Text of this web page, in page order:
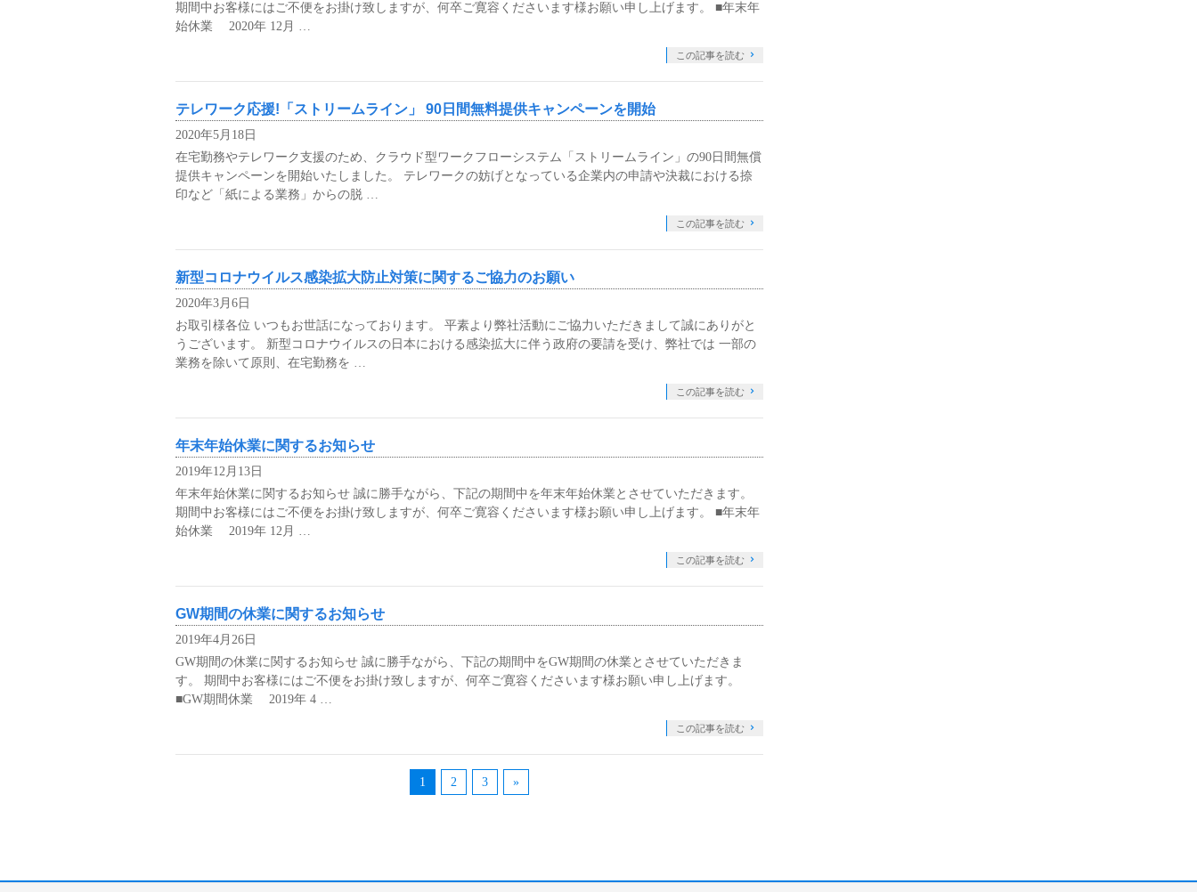
期間中お客様にはご不便をお掛け致しますが、何卒ご寛容くださいます様お願い申し上げます。 ■年末年
始休業 2020年 12月 …
この記事を読む
テレワーク応援!「ストリームライン」 90日間無料提供キャンペーンを開始
2020年5月18日
在宅勤務やテレワーク支援のため、クラウド型ワークフローシステム「ストリームライン」の90日間無償
提供キャンペーンを開始いたしました。 テレワークの妨げとなっている企業内の申請や決裁における捺
印など「紙による業務」からの脱 …
この記事を読む
新型コロナウイルス感染拡大防止対策に関するご協力のお願い
2020年3月6日
お取引様各位 いつもお世話になっております。 平素より弊社活動にご協力いただきまして誠にありがと
うございます。 新型コロナウイルスの日本における感染拡大に伴う政府の要請を受け、弊社では 一部の
業務を除いて原則、在宅勤務を …
この記事を読む
年末年始休業に関するお知らせ
2019年12月13日
年末年始休業に関するお知らせ 誠に勝手ながら、下記の期間中を年末年始休業とさせていただきます。
期間中お客様にはご不便をお掛け致しますが、何卒ご寛容くださいます様お願い申し上げます。 ■年末年
始休業 2019年 12月 …
この記事を読む
GW期間の休業に関するお知らせ
2019年4月26日
GW期間の休業に関するお知らせ 誠に勝手ながら、下記の期間中をGW期間の休業とさせていただきま
す。 期間中お客様にはご不便をお掛け致しますが、何卒ご寛容くださいます様お願い申し上げます。
■GW期間休業 2019年 4 …
この記事を読む
1 2 3 »